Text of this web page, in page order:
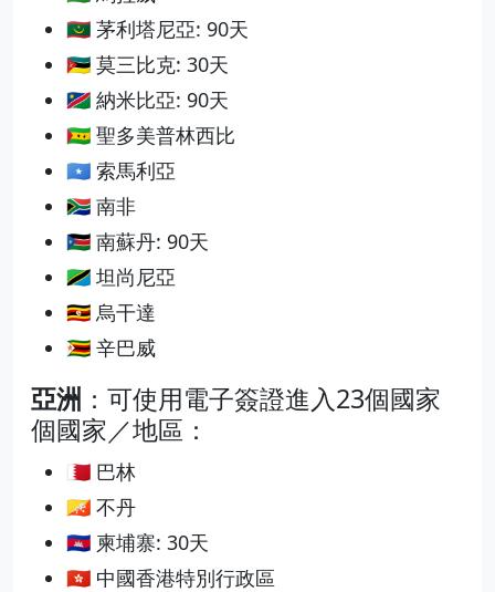
🇲🇷 茅利塔尼亞: 90天
🇲🇿 莫三比克: 30天
🇳🇦 納米比亞: 90天
🇸🇹 聖多美普林西比
🇸🇴 索馬利亞
🇿🇦 南非
🇸🇸 南蘇丹: 90天
🇹🇿 坦尚尼亞
🇺🇬 烏干達
🇿🇼 辛巴威
亞洲 ：可使用電子簽證進入23個國家
個國家／地區：
🇧🇭 巴林
🇧🇹 不丹
🇰🇭 柬埔寨: 30天
🇭🇰 中國香港特別行政區